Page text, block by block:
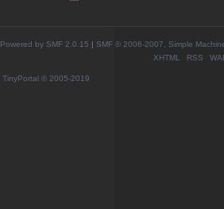
Powered by SMF 2.0.15 | SMF © 2006-2007, Simple
XHTML
RSS
TinyPortal © 2005-2019